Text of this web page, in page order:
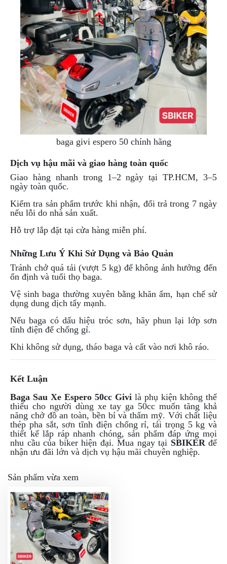
baga givi espero 50 chính hãng
Dịch vụ hậu mãi và giao hàng toàn quốc
Giao hàng nhanh trong 1–2 ngày tại TP.HCM, 3–5
ngày toàn quốc.
Kiểm tra sản phẩm trước khi nhận, đổi trả trong 7 ngày
nếu lỗi do nhà sản xuất.
Hỗ trợ lắp đặt tại cửa hàng miễn phí.
Những Lưu Ý Khi Sử Dụng và Bảo Quản
Tránh chở quá tải (vượt 5 kg) để không ảnh hưởng đến
ổn định và tuổi thọ baga.
Vệ sinh baga thường xuyên bằng khăn ẩm, hạn chế sử
dụng dung dịch tẩy mạnh.
Nếu baga có dấu hiệu tróc sơn, hãy phun lại lớp sơn
tĩnh điện để chống gỉ.
Khi không sử dụng, tháo baga và cất vào nơi khô ráo.
Kết Luận
Baga Sau Xe Espero 50cc Givi là phụ kiện không thể
thiếu cho người dùng xe tay ga 50cc muốn tăng khả
năng chở đồ an toàn, bền bỉ và thẩm mỹ. Với chất liệu
thép pha sắt, sơn tĩnh điện chống rỉ, tải trọng 5 kg và
thiết kế lắp ráp nhanh chóng, sản phẩm đáp ứng mọi
nhu cầu của biker hiện đại. Mua ngay tại SBIKERđể
nhận ưu đãi lớn và dịch vụ hậu mãi chuyên nghiệp.
Sản phẩm vừa xem